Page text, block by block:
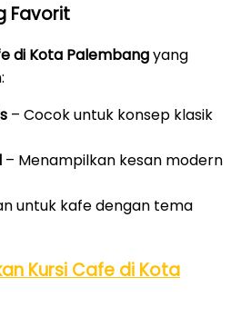
Favorit
di Kota Palembangyang
– Cocok untuk konsep klasik
– Menampilkan kesan modern
untuk kafe dengan tema
Kursi Cafe di Kota